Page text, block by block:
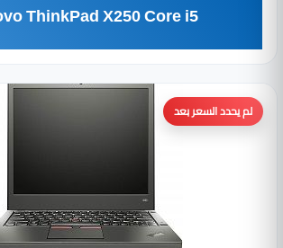
ThinkPad X250 Core i5
لم يحدد السعر بعد